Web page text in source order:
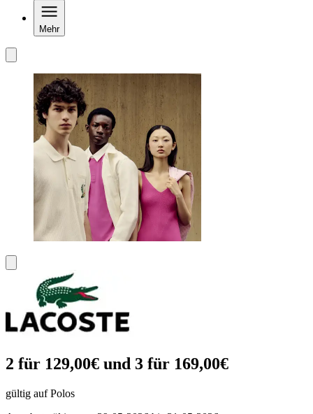
Mehr
2 für 129,00€ und 3 für 169,00€
gültig auf Polos